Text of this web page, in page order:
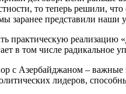
то теперь решили,
заранее представили наши
практическую реализацию
в том числе
с Азербайджаном –
лидеров,